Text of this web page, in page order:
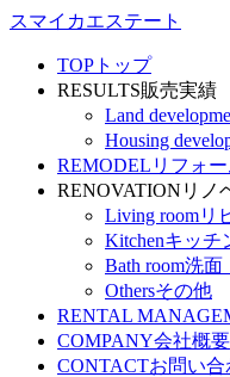
スマイカエステート
TOP トップ
RESULTS販売実績
Land
Housing
REMODEL リフォー
RENOVATION リノ
Living roomリ
Kitchenキッチ
Bath room洗面
Othersその他
RENTAL
COMPANY会社概要
CONTACTお問い合